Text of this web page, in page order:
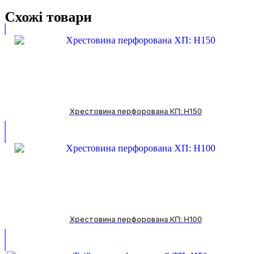
Схожі товари
Хрестовина перфорована КП: H150
Хрестовина перфорована КП: H100